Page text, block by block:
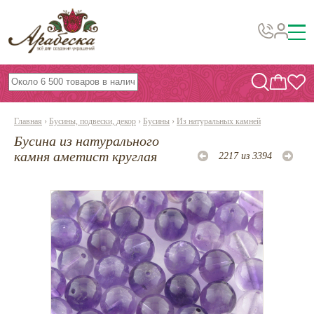
Бусины, подвески, декор
Бисер
Фурнитура
Инструменты и материалы
Эпоксидная смола
Шнуры, ленты, нитки
По темам и сезонам
Главная › Бусины, подвески, декор › Бусины › Из натуральных камней
Бусина из натурального
камня аметист круглая
2217 из 3394